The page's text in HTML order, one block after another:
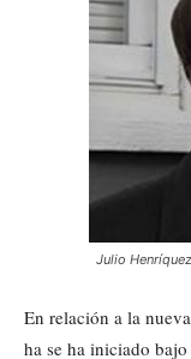
Julio
En relación a la
ha se ha iniciado